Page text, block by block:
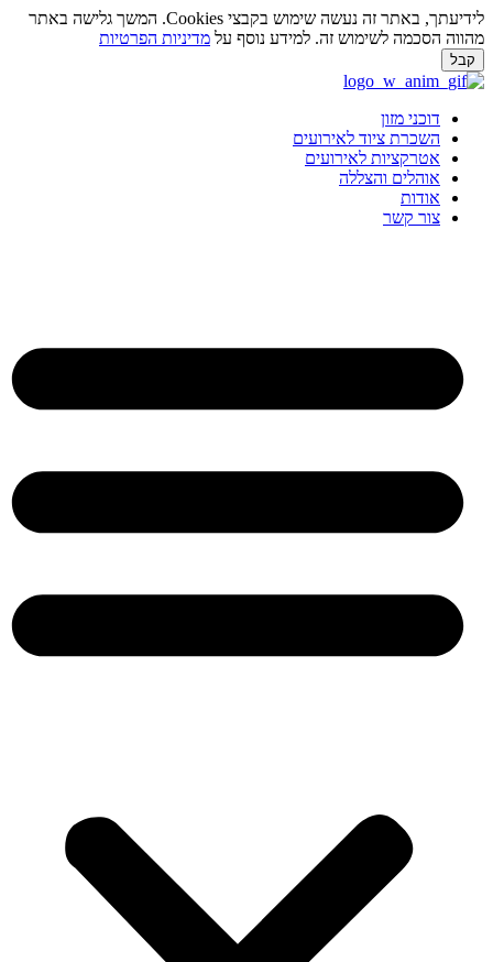
לידיעתך, באתר זה נעשה שימוש בקבצי Cookies. המשך גלישה באתר
הסכמה לשימוש זה. למידע נוסף עלמדיניות הפרטיות
קבל
דוכני מזון
השכרת ציוד לאירועים
אטרקציות לאירועים
אוהלים והצללה
אודות
צור קשר